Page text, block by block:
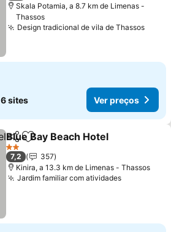
Skala Potamia, a 8.7 km de Limenas -
Thassos
Design tradicional de vila de Thassos
6 sites Ver preços
PartilharAdicionar aos favoritos
Blue Bay Beach Hotel
2 Estrelas
7,2
357
Kinira, a 13.3 km de Limenas - Thassos
Jardim familiar com atividades